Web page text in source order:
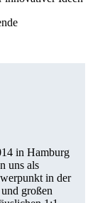
in Hamburg
uns als
in der
großen